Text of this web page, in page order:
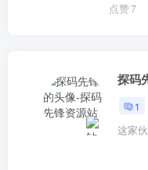
点赞7
探码
1
这家